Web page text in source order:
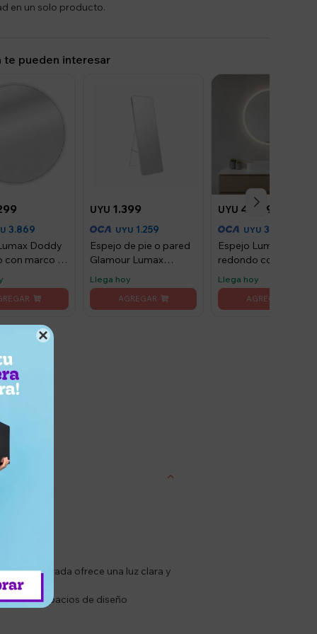

en un solo producto.
te pueden interesar
3.869
Doddy
con marco y
UYU 1.399
UYU 1.259
Espejo de pie o pared
Glamour Lumax
dormitorio - Blanco
Llega hoy
UYU 4.099
UYU 3.689
Espejo Lumax
redondo con marco
Llega hoy
integrada ofrece una luz clara y
o espacios de diseño